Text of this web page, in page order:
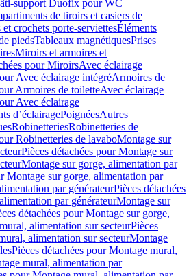
support Duofix pour WC
de tiroirs et casiers de
et crochets porte-serviettesÉléments
piedsTableaux magnétiquesPrises
Miroirs et armoires et
pour MiroirsAvec éclairage
Avec éclairage intégréArmoires de
Armoires de toiletteAvec éclairage
Avec éclairage
d’éclairagePoignéesAutres
RobinetteriesRobinetteries de
Robinetteries de lavaboMontage sur
Pièces détachées pour Montage sur
Montage sur gorge, alimentation par
Montage sur gorge, alimentation par
par générateurPièces détachées
par générateurMontage sur
détachées pour Montage sur gorge,
alimentation sur secteurPièces
alimentation sur secteurMontage
Pièces détachées pour Montage mural,
mural, alimentation par